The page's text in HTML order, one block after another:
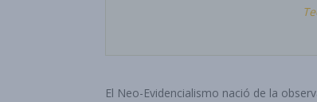
El Neo-Evidencialismo nació de la